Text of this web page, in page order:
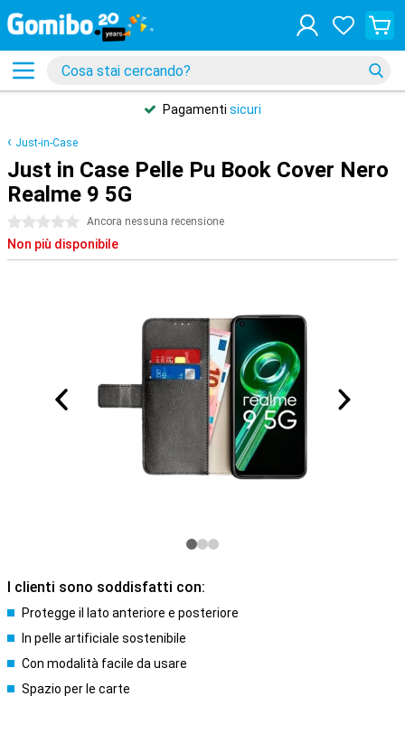
Pagamenti sicuri
Just-in-Case
Just in Case Pelle Pu Book Cover Nero
Realme 9 5G
0 stelle Ancora nessuna recensione
Non più disponibile
I clienti sono soddisfatti con:
Protegge il lato anteriore e posteriore
In pelle artificiale sostenibile
Con modalità facile da usare
Spazio per le carte